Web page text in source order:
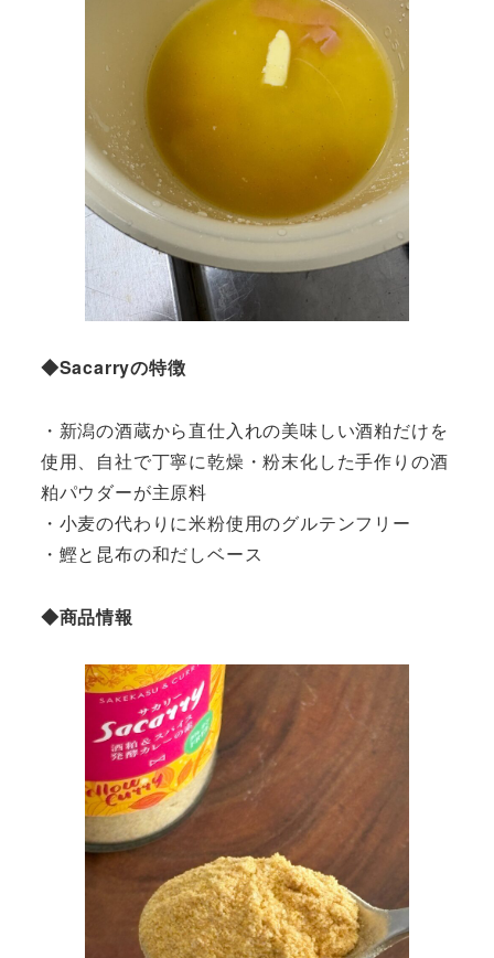
◆Sacarryの特徴
・新潟の酒蔵から直仕入れの美味しい酒粕だけを
使用、自社で丁寧に乾燥・粉末化した手作りの酒
粕パウダーが主原料
・小麦の代わりに米粉使用のグルテンフリー
・鰹と昆布の和だしベース
◆商品情報